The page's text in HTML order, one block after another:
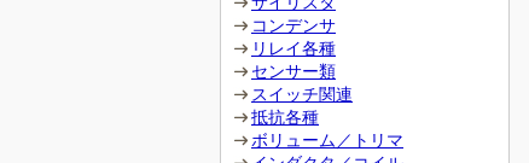
コンデンサ
リレイ各種
センサー類
スイッチ関連
抵抗各種
ボリューム／トリマ